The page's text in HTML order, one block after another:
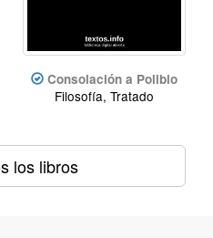
Consolación a Polibio
Filosofía, Tratado
los libros